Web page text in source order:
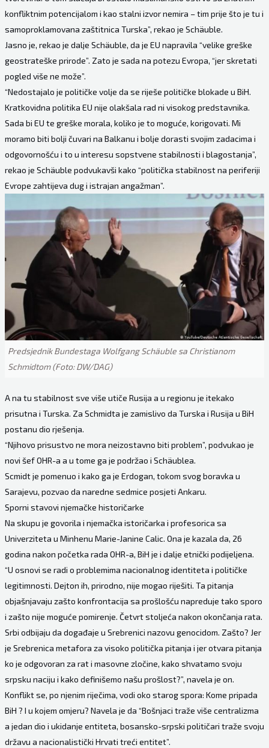
konfliktnim potencijalom i kao stalni izvor nemira – tim prije što je tu i
samoproklamovana zaštitnica Turska”, rekao je Schäuble.
Jasno je, rekao je dalje Schäuble, da je EU napravila “velike greške
geostrateške prirode”. Zato je sada na potezu Evropa, “jer skretati
pogled više ne može”.
“Nedostajalo je političke volje da se riješe političke blokade u BiH.
Kratkovidna politika EU nije olakšala rad ni visokog predstavnika.
Sada bi EU te greške morala, koliko je to moguće, korigovati. Mi
moramo biti bolji čuvari na Balkanu i bolje dorasti svojim zadacima i
odgovornošću i to u interesu sopstvene stabilnosti i blagostanja”,
rekao je Schäuble podvukavši kako “politička stabilnost na periferiji
Evrope zahtijeva dug i istrajan angažman”.
Predsjednik Bundestaga Wolfgang Schäuble sa Christianom
Schmidtom (Foto: DW/DAG)
A na tu stabilnost sve više utiče Rusija a u regionu je itekako
prisutna i Turska. Za Schmidta je zamislivo da Turska i Rusija u BiH
postanu dio rješenja.
“Njihovo prisustvo ne mora neizostavno biti problem”, podvukao je
novi šef OHR-a a u tome ga je podržao i Schäublea.
Scmidt je pomenuo i kako ga je Erdogan, tokom svog boravka u
Sarajevu, pozvao da naredne sedmice posjeti Ankaru.
Sporni stavovi njemačke historičarke
Na skupu je govorila i njemačka istoričarka i profesorica sa
Univerziteta u Minhenu Marie-Janine Calic. Ona je kazala da, 26
godina nakon početka rada OHR-a, BiH je i dalje etnički podijeljena.
“U osnovi se radi o problemima nacionalnog identiteta i političke
legitimnosti. Dejton ih, prirodno, nije mogao riješiti. Ta pitanja
objašnjavaju zašto konfrontacija sa prošlošću napreduje tako sporo
i zašto nije moguće pomirenje. Četvrt stoljeća nakon okončanja rata.
Srbi odbijaju da događaje u Srebrenici nazovu genocidom. Zašto? Jer
je Srebrenica metafora za visoko politička pitanja i jer otvara pitanja
ko je odgovoran za rat i masovne zločine, kako shvatamo svoju
srpsku naciju i kako definišemo našu prošlost?”, navela je on.
Konflikt se, po njenim riječima, vodi oko starog spora: Kome pripada
BiH ? I u kojem omjeru? Navela je da “Bošnjaci traže više centralizma
a jedan dio i ukidanje entiteta, bosansko-srpski političari traže svoju
državu a nacionalistički Hrvati treći entitet”.